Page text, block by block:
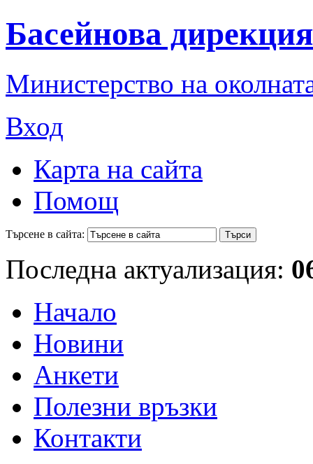
Басейнова
Министерство на
Вход
Карта на сайта
Помощ
Търсене в сайта:
Последна актуализация:
Начало
Новини
Анкети
Полезни връзки
Контакти